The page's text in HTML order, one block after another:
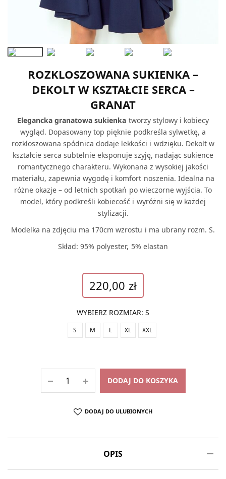
ROZKLOSZOWANA SUKIENKA –
DEKOLT W KSZTAŁCIE SERCA –
GRANAT
Elegancka granatowa sukienka tworzy stylowy i kobiecy
wygląd. Dopasowany top pięknie podkreśla sylwetkę, a
rozkloszowana spódnica dodaje lekkości i wdzięku. Dekolt w
kształcie serca subtelnie eksponuje szyję, nadając sukience
romantycznego charakteru. Wykonana z wysokiej jakości
materiału, zapewnia wygodę i komfort noszenia. Idealna na
różne okazje – od letnich spotkań po wieczorne wyjścia. To
model, który podkreśli kobiecość i wyróżni się w każdej
stylizacji.
Modelka na zdjęciu ma 170cm wzrostu i ma ubrany rozm. S.
Skład: 95% polyester, 5% elastan
220,00 zł
WYBIERZ ROZMIAR: S
S M L XL XXL
DODAJ DO KOSZYKA
DODAJ DO ULUBIONYCH
OPIS